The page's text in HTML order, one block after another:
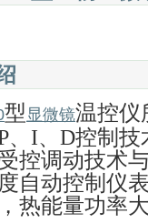
型 显微镜温控仪
、 I、 D控制技
控调动技术
自动控制仪
热能量功率